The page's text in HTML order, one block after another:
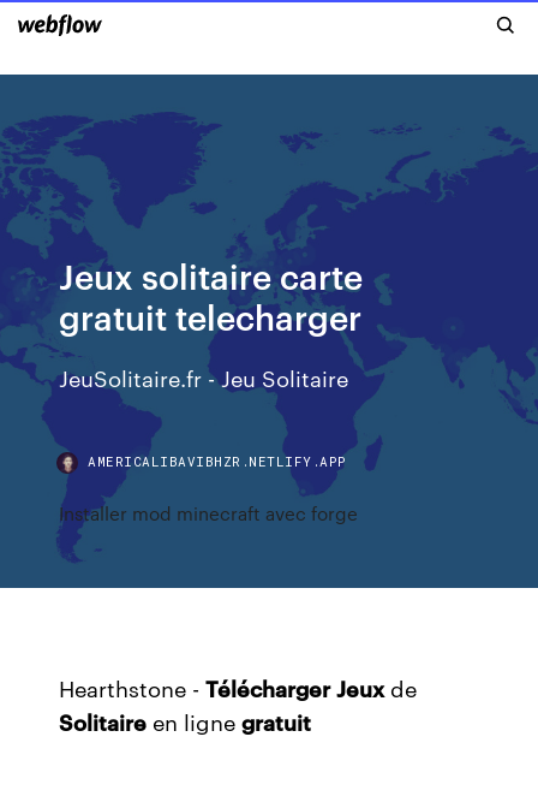
Jeux solitaire carte
gratuit telecharger
JeuSolitaire.fr - Jeu Solitaire
AMERICALIBAVIBHZR.NETLIFY.APP
Installer mod minecraft avec forge
Hearthstone -Télécharger Jeuxde
Solitaire en lignegratuit